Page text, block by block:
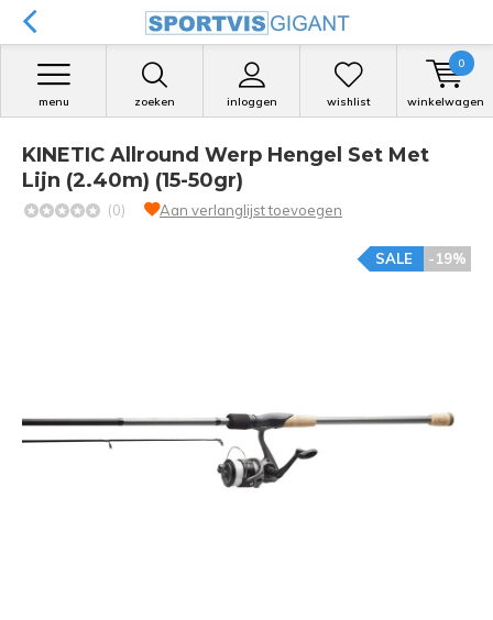
zoeken inloggen
menu wishlist winkelwagen
0
KINETIC Allround Werp Hengel Set Met
Lijn (2.40m) (15-50gr)
(0) Aan verlanglijst toevoegen
-19%
SALE